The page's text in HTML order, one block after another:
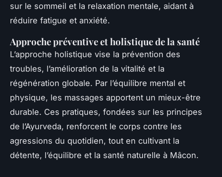
sur le sommeil et la relaxation mentale, aidant à
réduire fatigue et anxiété.
Approche préventive et holistique de la santé
L’approche holistique vise la prévention des
troubles, l’amélioration de la vitalité et la
régénération globale. Par l’équilibre mental et
physique, les massages apportent un mieux-être
durable. Ces pratiques, fondées sur les principes
de l’Ayurveda, renforcent le corps contre les
agressions du quotidien, tout en cultivant la
détente, l’équilibre et la santé naturelle à Mâcon.